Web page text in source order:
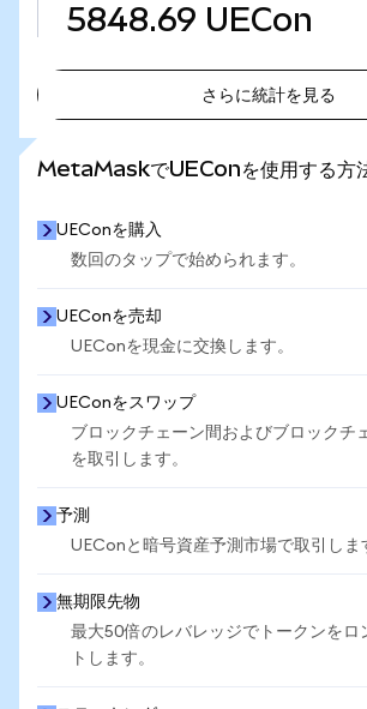
5848.69 UECon
さらに統計を見る
MetaMaskでUEConを使用する方
UEConを購入
数回のタップで始められます。
UEConを売却
UEConを現金に交換します。
UEConをスワップ
ブロックチェーン間およびブロックチ
を取引します。
予測
UEConと暗号資産予測市場で取引しま
無期限先物
最大50倍のレバレッジでトークンをロ
トします。